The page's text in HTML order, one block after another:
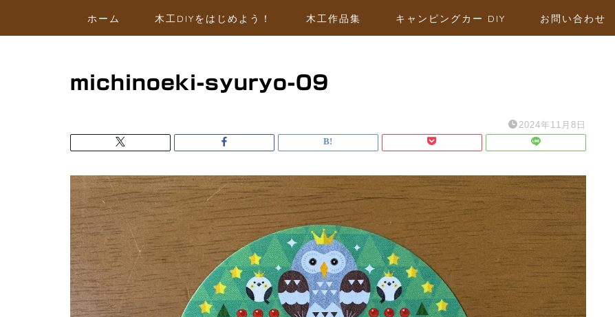
ホーム 木工DIYをはじめよう！ 木工作品集 キャンピングカー DIY お問い合わせ
michinoeki-syuryo-09
2024年11月8日